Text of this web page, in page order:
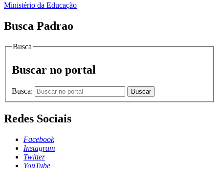
Ministério da Educação
Busca Padrao
Busca
Buscar no portal
Busca: Buscar
Redes Sociais
Facebook
Instagram
Twitter
YouTube